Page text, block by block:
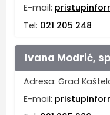
E-mail:
Tel: 021 205 248
Ivana Modrić,
Adresa: Grad
E-mail: